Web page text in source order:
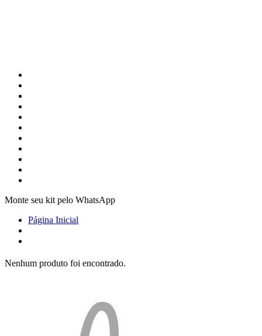
Monte seu kit pelo WhatsApp
Página Inicial
Nenhum produto foi encontrado.